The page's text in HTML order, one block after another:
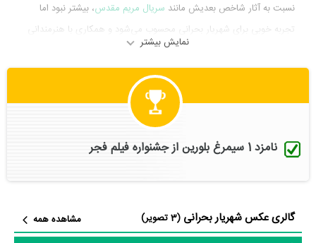
نسبت به آثار شاخص بعدیش مانند سریال مریم مقدس، بیشتر نبود اما
تجربه خوبی برای شهریار بحرانی محسوب می‌شود و همکاری با هنرمندانی
عباس ناظری دهخوارقانی ،سید احمد میرعلایی
حجت اله گودرزیرا تجربه کرد.
شهریار بحرانی در سال 1379 دوره‌ی پرتلاشی را در عرصه سینما و تلویزیون
سریال مهم سینما و تلویزیون حضور داشت و خود را به جامعه هنرمندان
کارگردان محسوب می‌شود.
شاید یکی از مهم‌ترین بخش‌های بیوگرافی شهریار بحرانی فعالیت درسریال
نمایش بیشتر
نامزد 1 سیمرغ بلورین از جشنواره فیلم فجر
گالری عکس شهریار بحرانی (3 تصویر)
مشاهده همه